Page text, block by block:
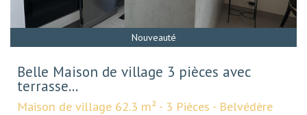
Nouveauté
Belle Maison de village 3 pièces avec
terrasse...
Maison de village 62.3 m² - 3 Pièces - Belvédère